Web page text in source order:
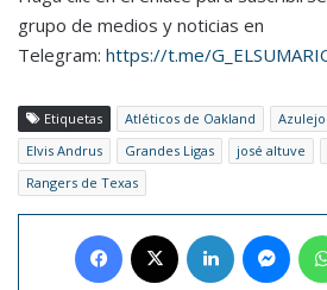
grupo de medios y noticias en
Telegram: https://t.me/
Etiquetas Atléticos de Oakland
Elvis Andrus
Grandes Ligas josé altuve
Rangers de Texas
Facebook LinkedIn